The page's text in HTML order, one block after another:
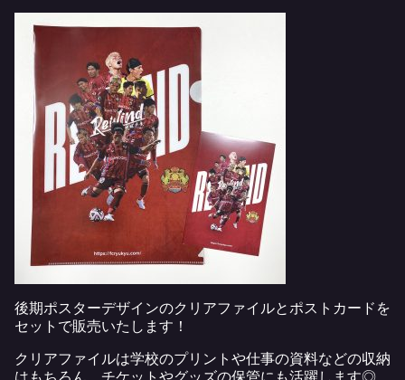
後期ポスターデザインのクリアファイルとポストカードを
セットで販売いたします！
クリアファイルは学校のプリントや仕事の資料などの収納
はもちろん、チケットやグッズの保管にも活躍します◎